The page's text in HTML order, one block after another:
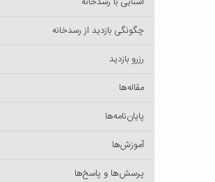
چگونگی بازدید از رسدخانه
رزرو بازدید
مقاله‌ها
پایان‌نامه‌ها
آموزش‌ها
پرسش‌ها و پاسخ‌ها